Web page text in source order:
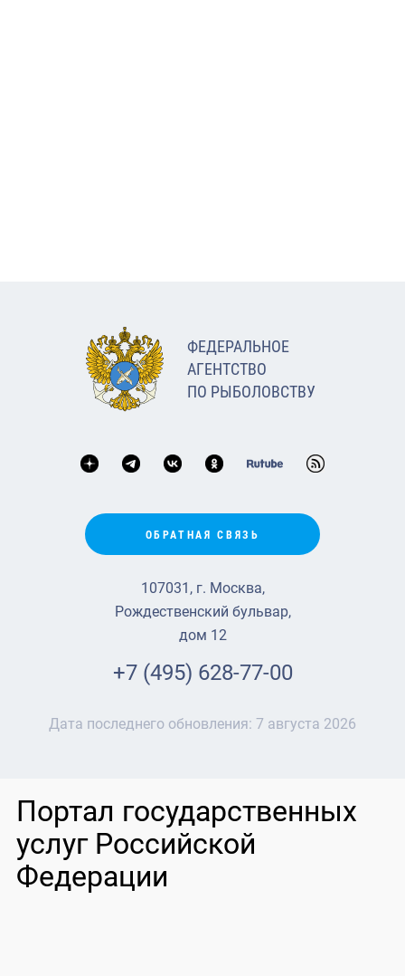
ФЕДЕРАЛЬНОЕ
АГЕНТСТВО
ПО РЫБОЛОВСТВУ
ОБРАТНАЯ СВЯЗЬ
107031, г. Москва,
Рождественский бульвар,
дом 12
+7 (495) 628-77-00
Дата последнего обновления: 7 августа 2026
Портал государственных
услуг Российской
Федерации